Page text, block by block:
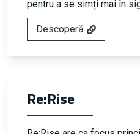
pentru a se simți mai în
Descoperă
Re:Rise